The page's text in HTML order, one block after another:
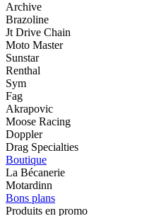
Archive
Brazoline
Jt Drive Chain
Moto Master
Sunstar
Renthal
Sym
Fag
Akrapovic
Moose Racing
Doppler
Drag Specialties
Boutique
La Bécanerie
Motardinn
Bons plans
Produits en promo